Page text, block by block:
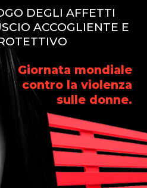
DEGLI AFFETTI
ACCOGLIENTE E